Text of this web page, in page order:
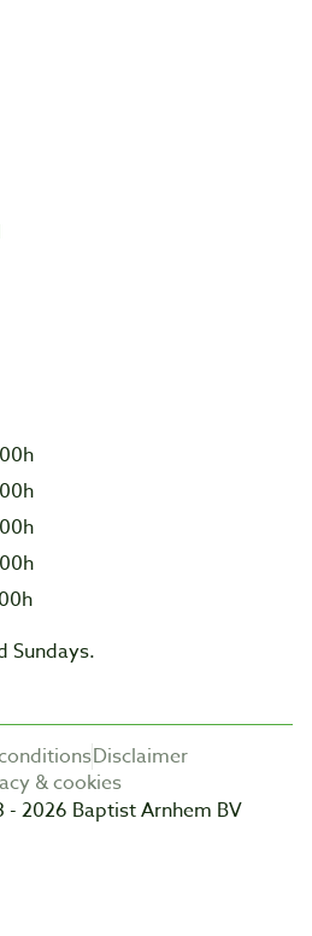
Sundays.
Disclaimer
& cookies
2026 Baptist Arnhem BV